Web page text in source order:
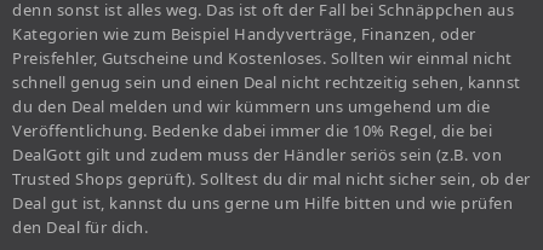
denn sonst ist alles weg. Das ist oft der Fall bei Schnäppchen aus
Kategorien wie zum Beispiel Handyverträge, Finanzen, oder
Preisfehler, Gutscheine und Kostenloses. Sollten wir einmal nicht
schnell genug sein und einen Deal nicht rechtzeitig sehen, kannst
du den Deal melden und wir kümmern uns umgehend um die
Veröffentlichung. Bedenke dabei immer die 10% Regel, die bei
DealGott gilt und zudem muss der Händler seriös sein (z.B. von
Trusted Shops geprüft). Solltest du dir mal nicht sicher sein, ob der
Deal gut ist, kannst du uns gerne um Hilfe bitten und wie prüfen
den Deal für dich.